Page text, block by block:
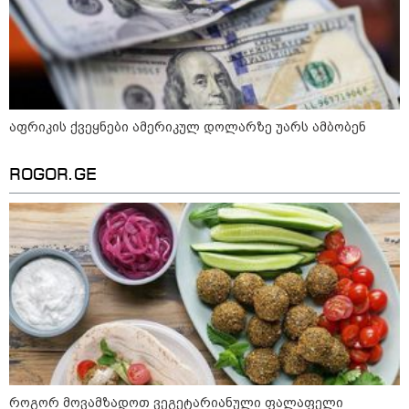
აფრიკის ქვეყნები ამერიკულ
დოლარზე უარს ამბობენ
პოლიტიკა
აფრიკის ქვეყნები ამერიკულ დოლარზე უარს ამბობენ
ROGOR.GE
როგორ მოვამზადოთ ვეგეტარიანული ფალაფელი